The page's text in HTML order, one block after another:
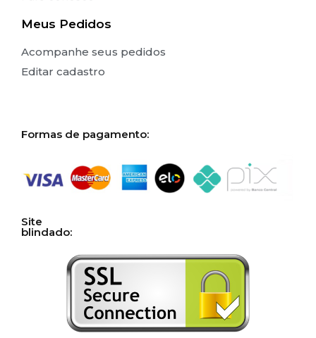
Meus Pedidos
Acompanhe seus pedidos
Editar cadastro
Formas de pagamento:
Site
blindado: